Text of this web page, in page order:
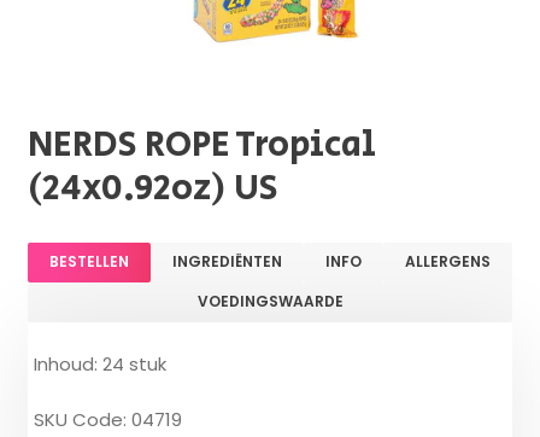
NERDS ROPE Tropical
(24x0.92oz) US
BESTELLEN INGREDIËNTEN INFO
ALLERGENS
VOEDINGSWAARDE
Inhoud: 24 stuk
SKU Code: 04719